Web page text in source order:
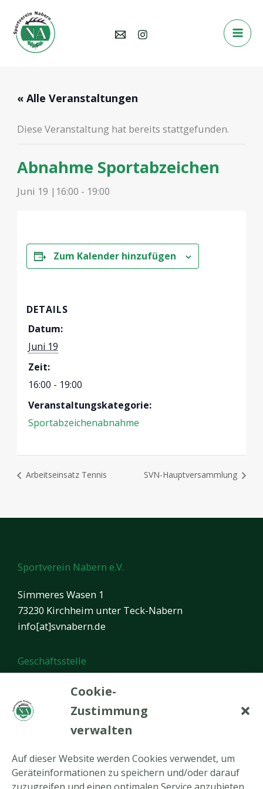
Cookie-
Zustimmung
verwalten
Auf dieser Website werden Cookies verwendet, um
Geräteinformationen zu speichern und/oder darauf
Inhalt
springen
« Alle Veranstaltungen
Diese Veranstaltung hat bereits stattgefunden.
Abnahme Sportabzeichen
Juni 19 |16:00 - 19:00
Zum Kalender hinzufügen
DETAILS
Datum:
Juni 19
Zeit:
16:00 - 19:00
Veranstaltungskategorie:
Sportabzeichenabnahme
Arbeitseinsatz Tennis SVN-Hauptversammlung
Sportverein Nabern e.V.
Simmeres Wasen 1
73230 Kirchheim unter Teck-Nabern
info[at]svnabern.de
Geschäftsstelle
Öffnungszeiten:
Montag von 17.00 bis 20.00 Uhr
In den Ferien ist die Geschäftsstelle geschlossen.
Neueste Beiträge